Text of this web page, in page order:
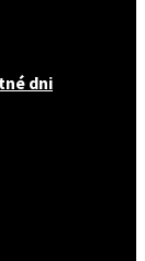
dni